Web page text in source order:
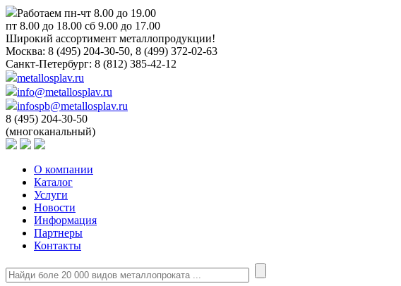
Работаем пн-чт 8.00 до 19.00
пт 8.00 до 18.00 сб 9.00 до 17.00
Широкий ассортимент металлопродукции!
Москва: 8 (495) 204-30-50, 8 (499) 372-02-63
Санкт-Петербург: 8 (812) 385-42-12
metallosplav.ru
info@metallosplav.ru
infospb@metallosplav.ru
8 (495) 204-30-50
(многоканальный)
О компании
Каталог
Услуги
Новости
Информация
Партнеры
Контакты